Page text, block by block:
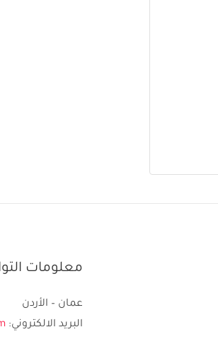
معلومات
عمان – الأردن
البريد الالكتروني: